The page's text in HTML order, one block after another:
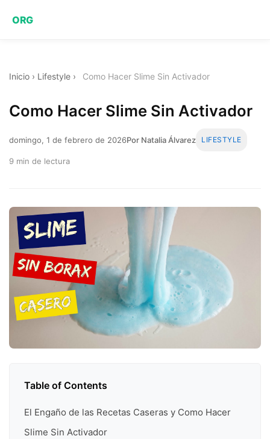
ORG
Inicio › Lifestyle › Como Hacer Slime Sin Activador
Como Hacer Slime Sin Activador
domingo, 1 de febrero de 2026Por Natalia Álvarez LIFESTYLE
9 min de lectura
Table of Contents
El Engaño de las Recetas Caseras y Como Hacer
Slime Sin Activador